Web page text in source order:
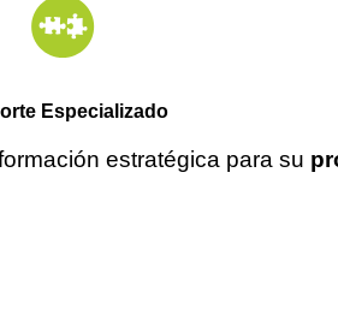
Especializado
estratégica para su